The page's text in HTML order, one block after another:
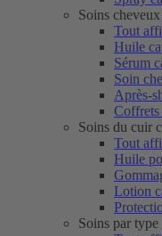
Soins
Tout
Huile
Sérum
Soin
Après-
Coffrets
Soins du cuir
Tout
Huile
Lotion
Soins par